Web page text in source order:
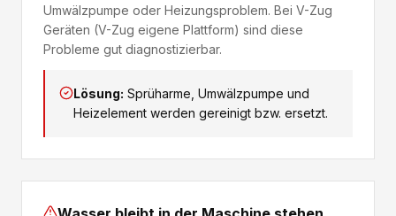
Umwälzpumpe oder Heizungsproblem. Bei V-Zug
Geräten (V-Zug eigene Plattform) sind diese
Probleme gut diagnostizierbar.
Lösung: Sprüharme, Umwälzpumpe und
Heizelement werden gereinigt bzw. ersetzt.